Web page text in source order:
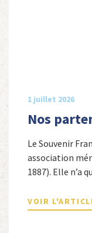
1 juillet 2026
Nos
Le Souvenir
association
1887). Elle n’a
nationale de la
Le Souvenir
VOIR